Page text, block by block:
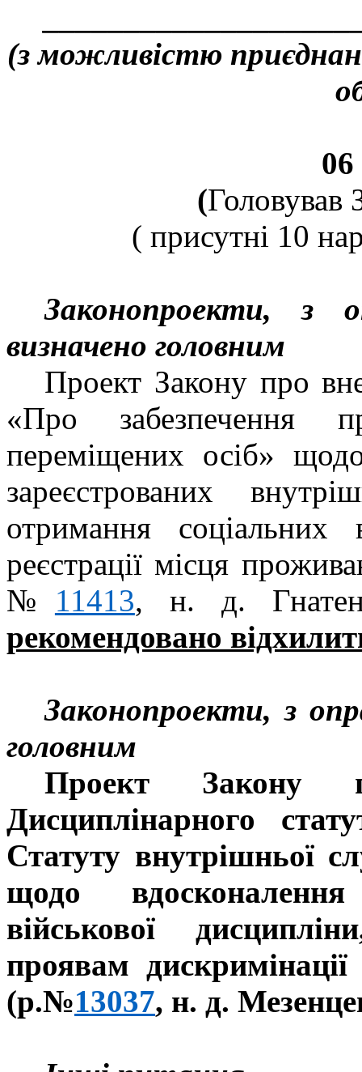
(з можливістю
06
(
( присутні 10
Законопроекти, з
визначено головним
Проект Закону про
«Про забезпечення
переміщених осіб» щодо
зареєстрованих
отримання
реєстрації місця
№ 11413, н. д.
рекомендовано
Законопроекти, з
головним
Проект Закону
Дисциплінарного
Статуту внутрішньої
щодо вдосконалення
військової
проявам
(р.№13037, н. д.